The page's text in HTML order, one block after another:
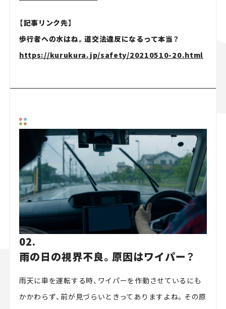
【記事リンク先】
歩行者への水はね。道交法違反になるって本当？
https://kurukura.jp/safety/20210510-20.html
02.
雨の日の視界不良。原因はワイパー？
雨天に車を運転する時、ワイパーを作動させているにも
かかわらず、前が見づらいときってありますよね。その原